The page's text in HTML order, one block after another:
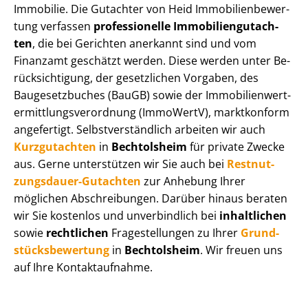
Immobilie. Die Gutachter von Heid Im­mo­bi­li­en­be­wer­
tung verfassen professionelle Im­mo­bi­li­en­gut­ach­
ten, die bei Gerichten anerkannt sind und vom
Finanzamt geschätzt werden. Diese werden unter Be­
rück­sich­ti­gung, der gesetzlichen Vorgaben, des
Baugesetzbuches (BauGB) sowie der Im­mo­bi­li­en­wert­
ermitt­lungs­ver­ord­nung (ImmoWertV), marktkonform
angefertigt. Selbst­ver­ständ­lich arbeiten wir auch
Kurzgutachten in Bechtolsheim für private Zwecke
aus. Gerne unterstützen wir Sie auch bei Rest­nut­
zungs­dau­er-Gutachten zur Anhebung Ihrer
möglichen Abschreibungen. Darüber hinaus beraten
wir Sie kostenlos und unverbindlich bei inhaltlichen
sowie rechtlichen Fragestellungen zu Ihrer Grund­
stücks­be­wer­tung in Bechtolsheim. Wir freuen uns
auf Ihre Kontaktaufnahme.